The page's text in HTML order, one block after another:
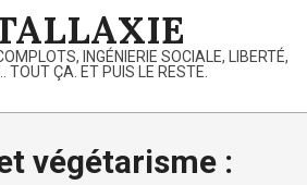
INGÉNIERIE SOCIALE, LIBERTÉ,
TOUT ÇA. ET PUIS LE RESTE.
végétarisme :